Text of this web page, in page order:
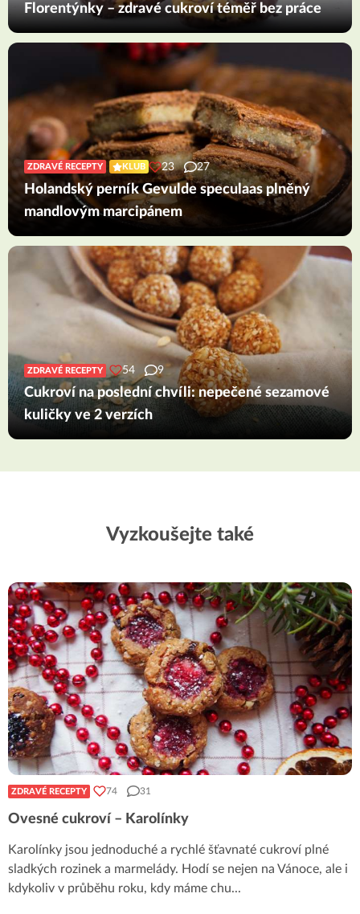
Florentýnky – zdravé cukroví téměř bez práce
ZDRAVÉ RECEPTY KLUB 23 27
Holandský perník Gevulde speculaas plněný
mandlovým marcipánem
ZDRAVÉ RECEPTY 54 9
Cukroví na poslední chvíli: nepečené sezamové
kuličky ve 2 verzích
Vyzkoušejte také
ZDRAVÉ RECEPTY 74 31
Ovesné cukroví – Karolínky
Karolínky jsou jednoduché a rychlé šťavnaté cukroví plné
sladkých rozinek a marmelády. Hodí se nejen na Vánoce, ale i
kdykoliv v průběhu roku, kdy máme chu...